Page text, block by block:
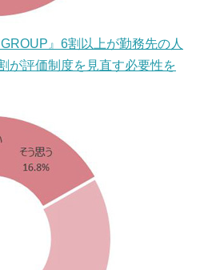
』6割以上が勤務先の人
が評価制度を見直す必要性を